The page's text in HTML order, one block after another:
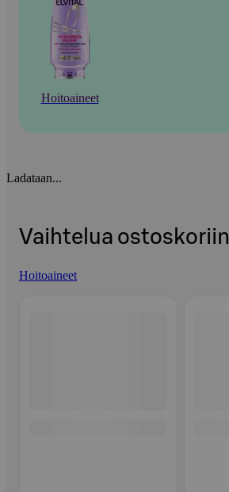
Hoitoaineet
Ladataan...
Vaihtelua ostoskoriin
Hoitoaineet